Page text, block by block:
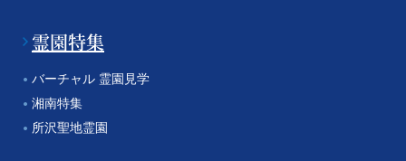
霊園特集
バーチャル 霊園見学
湘南特集
所沢聖地霊園